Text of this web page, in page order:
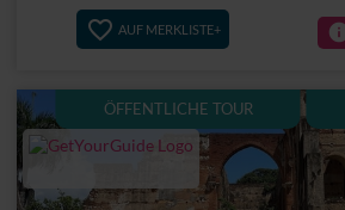
AUF MERKLISTE+
ÖFFENTLICHE TOUR